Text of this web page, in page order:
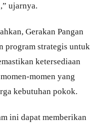
ujarnya.
Gerakan Pangan
program strategis untuk
ketersediaan
momen yang
kebutuhan pokok.
ini dapat memberikan